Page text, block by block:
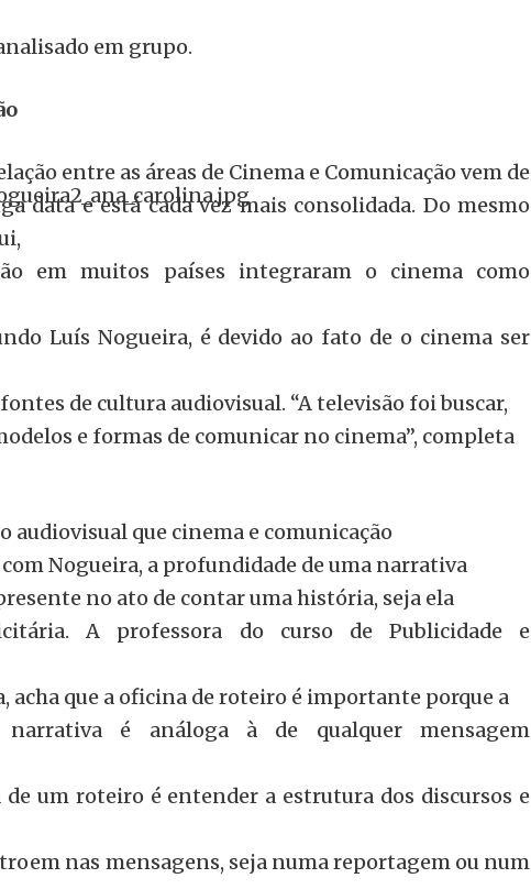
em grupo.
entre as áreas de Cinema e Comunicação vem de
data e está cada vez mais consolidada. Do mesmo
em muitos países integraram o cinema como
Luís Nogueira, é devido ao fato de o cinema ser
de cultura audiovisual. “A televisão foi buscar,
e formas de comunicar no cinema”, completa
audiovisual que cinema e comunicação
Nogueira, a profundidade de uma narrativa
no ato de contar uma história, seja ela
A professora do curso de Publicidade e
acha que a oficina de roteiro é importante porque a
narrativa é análoga à de qualquer mensagem
um roteiro é entender a estrutura dos discursos e
nas mensagens, seja numa reportagem ou num